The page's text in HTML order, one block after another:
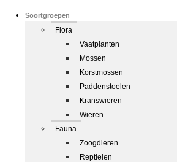
Soortgroepen
Flora
Vaatplanten
Mossen
Korstmossen
Paddenstoelen
Kranswieren
Wieren
Fauna
Zoogdieren
Reptielen